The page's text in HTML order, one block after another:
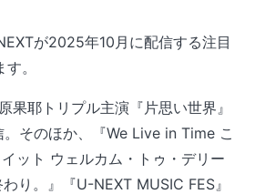
が2025年10月に配信する注目
。
果耶トリプル主演『片思い世界』
そのほか、『We Live in Time こ
ット ウェルカム・トゥ・デリー
り。』『U-NEXT MUSIC FES』